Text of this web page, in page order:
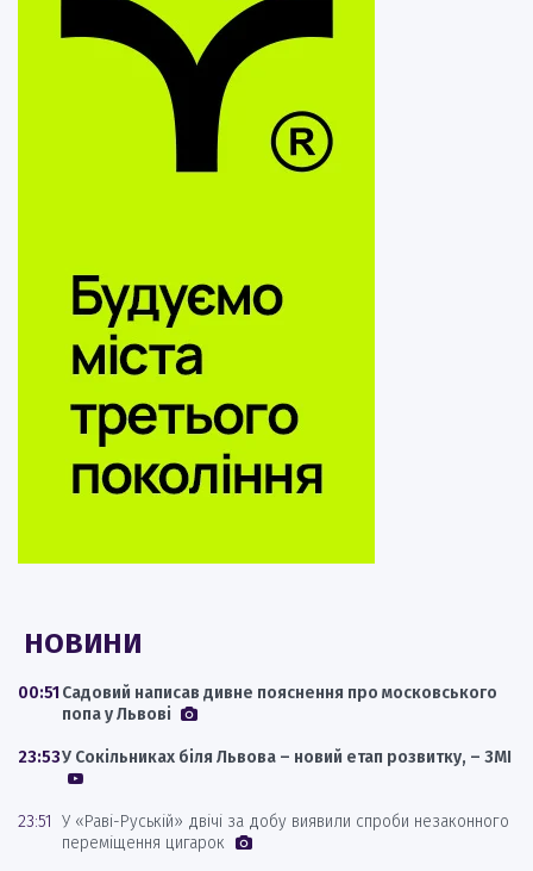
НОВИНИ
00:51 Садовий написав дивне пояснення про московського
попа у Львові
23:53У Сокільниках біля Львова – новий етап розвитку, – ЗМІ
23:51 У «Раві-Руській» двічі за добу виявили спроби незаконного
переміщення цигарок